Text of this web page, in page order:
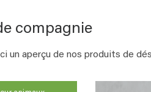
compagnie
un aperçu de nos produits de